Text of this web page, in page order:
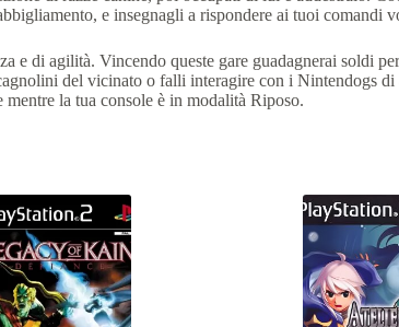
e insegnagli a rispondere ai tuoi comandi
e di agilità. Vincendo queste gare guadagnerai soldi
del vicinato o falli interagire con i Nintendogs
la tua console è in modalità Riposo.